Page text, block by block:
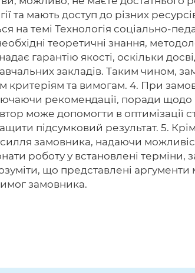
та мають доступ до різних
на темі Технологія соціально-
теоретичні знання,
гарантію якості, оскільки
закладів. Таким чином,
критеріям та вимогам. 4. При
рекомендації, поради
може допомогти в оптимізації
підсумковий результат. 5.
замовника, надаючи
роботу у встановлені терміни,
що представлені
замовника.